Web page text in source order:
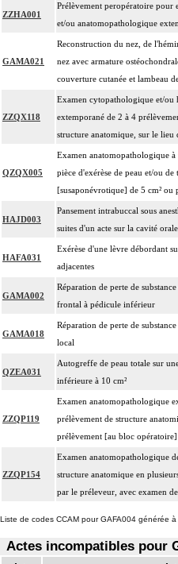
ZZHA001
Prélèvement peropératoire pour
et/ou anatomopathologique
GAMA021
Reconstruction du nez, de
nez avec armature
couverture cutanée et lambeau
ZZQX118
Examen cytopathologique et/ou
extemporané de 2 à 4
structure anatomique, sur le lieu
QZQX005
Examen anatomopathologique
pièce d'exérèse de peau et/ou de
[susaponévrotique] de 5 cm² ou
HAJD003
Pansement intrabuccal sous
suites d'un acte sur la cavité orale
HAFA031
Exérèse d'une lèvre débordant
adjacentes
GAMA002
Réparation de perte de
frontal à pédicule inférieur
GAMA018
Réparation de perte de
local
QZEA031
Autogreffe de peau totale sur
inférieure à 10 cm²
ZZQP119
Examen anatomopathologique
prélèvement de structure
prélèvement [au bloc opératoire]
ZZQP154
Examen anatomopathologique
structure anatomique en
par le préleveur, avec examen
Liste de codes CCAM pour GAFA004 générée
Actes incompatibles pour